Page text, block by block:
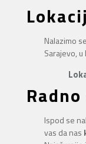
Nalazimo
Sarajevo,
Ispod se
vas da nas